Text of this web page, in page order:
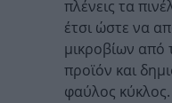
πλένεις τα
έτσι ώστε να
μικροβίων
προϊόν και
φαύλος κύκλος.